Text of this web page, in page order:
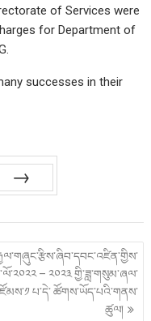
of Services were
for Department of
successes in their
– ༢༠༢༣ གྱི་ཟླ་གསུམ་ཞལ་
པ་དེ་ ཚོགས་ཡོད་པའི་གནས་
ཚུལ།